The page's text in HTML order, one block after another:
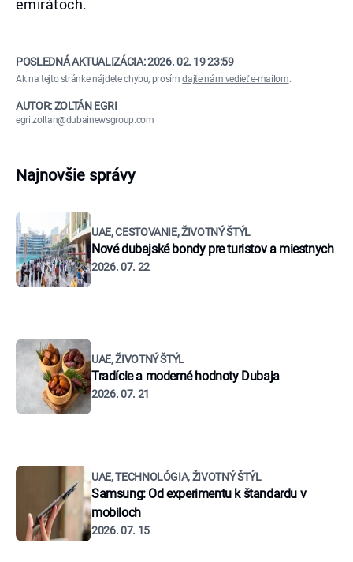
emirátoch.
POSLEDNÁ AKTUALIZÁCIA:2026. 02. 19 23:59
Ak na tejto stránke nájdete chybu, prosímdajte nám vedieť e-mailom.
AUTOR: ZOLTÁN EGRI
egri.zoltan@dubainewsgroup.com
Najnovšie správy
UAE, CESTOVANIE, ŽIVOTNÝ ŠTÝL
Nové dubajské bondy pre turistov a miestnych
2026. 07. 22
UAE, ŽIVOTNÝ ŠTÝL
Tradície a moderné hodnoty Dubaja
2026. 07. 21
UAE, TECHNOLÓGIA, ŽIVOTNÝ ŠTÝL
Samsung: Od experimentu k štandardu v
mobiloch
2026. 07. 15